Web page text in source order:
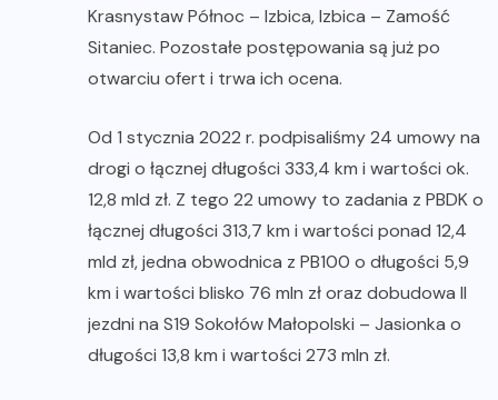
Krasnystaw Północ – Izbica, Izbica – Zamość
Sitaniec. Pozostałe postępowania są już po
otwarciu ofert i trwa ich ocena.
Od 1 stycznia 2022 r. podpisaliśmy 24 umowy na
drogi o łącznej długości 333,4 km i wartości ok.
12,8 mld zł. Z tego 22 umowy to zadania z PBDK o
łącznej długości 313,7 km i wartości ponad 12,4
mld zł, jedna obwodnica z PB100 o długości 5,9
km i wartości blisko 76 mln zł oraz dobudowa II
jezdni na S19 Sokołów Małopolski – Jasionka o
długości 13,8 km i wartości 273 mln zł.